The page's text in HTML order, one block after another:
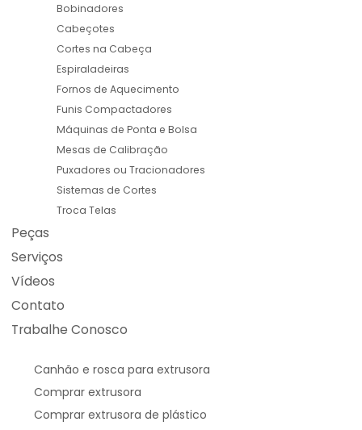
Bobinadores
Cabeçotes
Cortes na Cabeça
Espiraladeiras
Fornos de Aquecimento
Funis Compactadores
Máquinas de Ponta e Bolsa
Mesas de Calibração
Puxadores ou Tracionadores
Sistemas de Cortes
Troca Telas
Peças
Serviços
Vídeos
Contato
Trabalhe Conosco
Canhão e rosca para extrusora
Comprar extrusora
Comprar extrusora de plástico